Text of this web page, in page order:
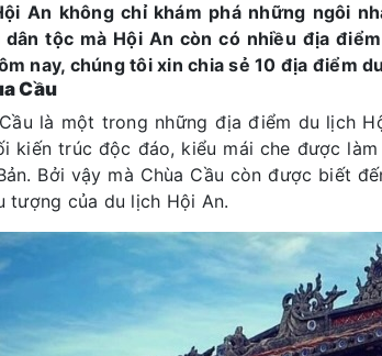
An không chỉ khám phá những ngôi
dân tộc mà Hội An còn có nhiều địa
nay, chúng tôi xin chia sẻ 10 địa điểm
Cầu
là một trong những địa điểm du lịch
kiến trúc độc đáo, kiểu mái che được
Bởi vậy mà Chùa Cầu còn được biết
tượng của du lịch Hội An.